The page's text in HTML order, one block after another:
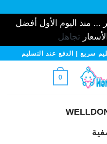
... منذ اليوم الأول أفضل
تجاهل
سريع | الدفع عند التسليم
0